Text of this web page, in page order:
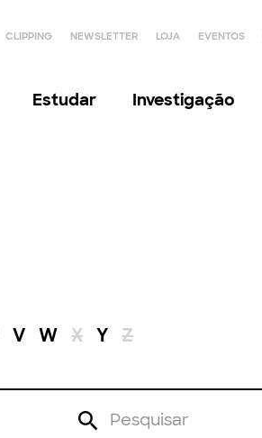
CLIPPING NEWSLETTER LOJA EVENTOS
Estudar Investigação
V W X Y Z